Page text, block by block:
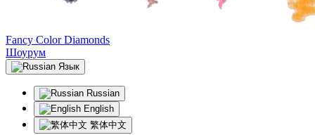
Fancy Color Diamonds
Шоурум
Язык
Russian
English
繁体中文